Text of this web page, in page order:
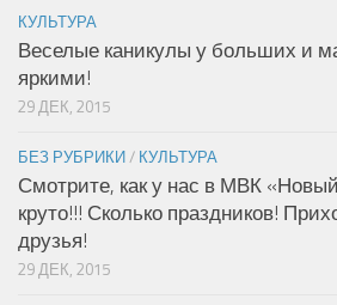
КУЛЬТУРА
Веселые каникулы у больших и
яркими!
29 ДЕК, 2015
БЕЗ РУБРИКИ/ КУЛЬТУРА
Смотрите, как у нас в МВК
круто!!! Сколько праздников!
друзья!
29 ДЕК, 2015